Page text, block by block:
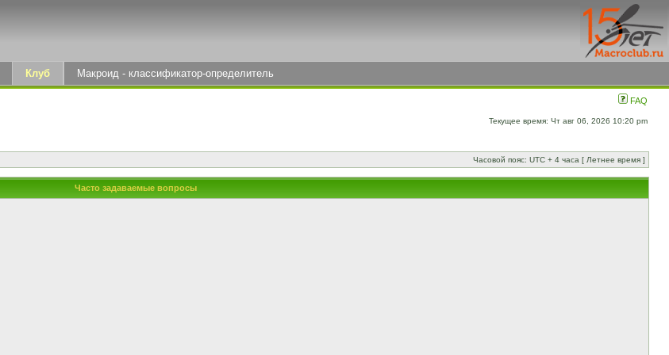
Клуб Макроид - классификатор-определитель
FAQ
Текущее время: Чт авг 06, 2026 10:20 pm
Часовой пояс: UTC + 4 часа [ Летнее время ]
Часто задаваемые вопросы